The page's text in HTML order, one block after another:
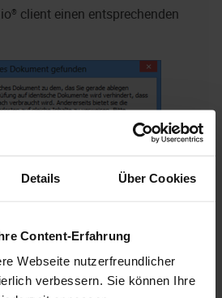
Details Über Cookies
Content-Erfahrung
Webseite nutzerfreundlicher
verbessern. Sie können Ihre
client einen entsprechenden
Bitprüfung starten, um